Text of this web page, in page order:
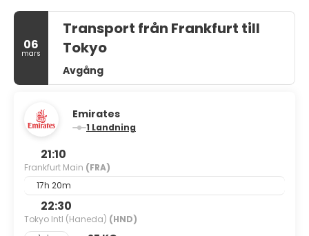
06
mars
Transport från Frankfurt till
Tokyo
Avgång
Emirates
1 Landning
21:10
Frankfurt Main (FRA)
17h 20m
22:30
Tokyo Intl (Haneda) (HND)